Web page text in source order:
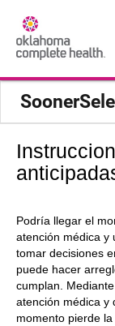
Podría llegar el
atención médica y
tomar decisiones
puede hacer
cumplan.
atención médica y
momento pierde